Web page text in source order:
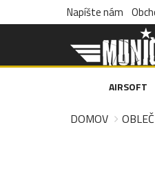
Napíšte nám
AIRSOFT
DOMOV